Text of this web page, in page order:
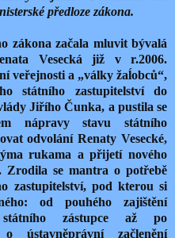
předloze zákona.
zákona začala mluvit bývalá
Vesecká již v r.2006.
veřejnosti a „války žaĺobců“,
státního zastupitelství do
Jiřího Čunka, a pustila se
nápravy stavu státního
odvolání Renaty Vesecké,
rukama a přijetí nového
Zrodila se mantra o potřebě
zastupitelství, pod kterou si
od pouhého zajištění
státního zástupce až po
ústavněprávní začlenění